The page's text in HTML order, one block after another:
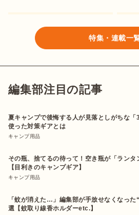
特集・連載一
編集部注目の記事
夏キャンプで後悔する人が見落としがちな
使った対策ギアとは
キャンプ用品
その瓶、捨てるの待って！空き瓶が「ランタ
【目利きのキャンプギア】
キャンプ用品
「蚊が消えた…」編集部が手放せなくなっ
選【蚊取り線香ホルダーetc.】